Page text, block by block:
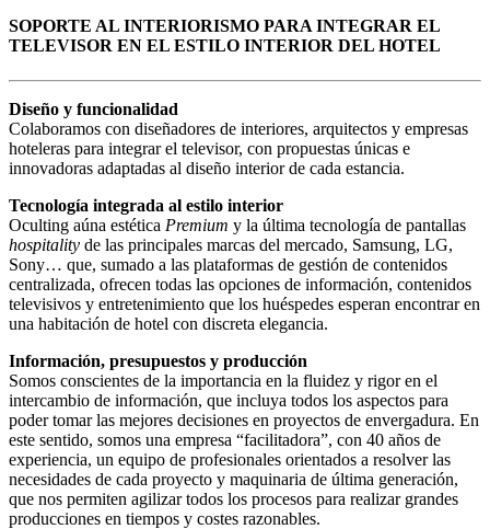
SOPORTE AL INTERIORISMO PARA INTEGRAR EL
TELEVISOR EN EL ESTILO INTERIOR DEL HOTEL
Diseño y funcionalidad
Colaboramos con diseñadores de interiores, arquitectos y empresas
hoteleras para integrar el televisor, con propuestas únicas e
innovadoras adaptadas al diseño interior de cada estancia.
Tecnología integrada al estilo interior
Oculting aúna estética Premium y la última tecnología de pantallas
hospitality de las principales marcas del mercado, Samsung, LG,
Sony… que, sumado a las plataformas de gestión de contenidos
centralizada, ofrecen todas las opciones de información, contenidos
televisivos y entretenimiento que los huéspedes esperan encontrar en
una habitación de hotel con discreta elegancia.
Información, presupuestos y producción
Somos conscientes de la importancia en la fluidez y rigor en el
intercambio de información, que incluya todos los aspectos para
poder tomar las mejores decisiones en proyectos de envergadura. En
este sentido, somos una empresa “facilitadora”, con 40 años de
experiencia, un equipo de profesionales orientados a resolver las
necesidades de cada proyecto y maquinaria de última generación,
que nos permiten agilizar todos los procesos para realizar grandes
producciones en tiempos y costes razonables.